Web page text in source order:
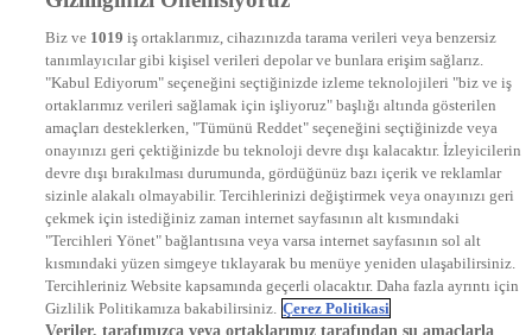
STAR
EURO STAR
KRAL POP TV
DYG Radyolar
NTV RADYO
KRAL FM
KRAL POP
EKSEN
VOYAGE
DYG Dijital
ntv.com.tr
ntvspor.net
secim.ntv.com.tr
startv.com.tr
Biz ve 1019 iş ortaklarımız, cihazınızda tarama verileri veya benzersiz
tanımlayıcılar gibi kişisel verileri depolar ve bunlara erişim sağlarız.
"Kabul Ediyorum" seçeneğini seçtiğinizde izleme teknolojileri "biz ve iş
ortaklarımız verileri sağlamak için işliyoruz" başlığı altında gösterilen
amaçları desteklerken, "Tümünü Reddet" seçeneğini seçtiğinizde veya
onayınızı geri çektiğinizde bu teknoloji devre dışı kalacaktır. İzleyicilerin
devre dışı bırakılması durumunda, gördüğünüz bazı içerik ve reklamlar
sizinle alakalı olmayabilir. Tercihlerinizi değiştirmek veya onayınızı geri
çekmek için istediğiniz zaman internet sayfasının alt kısmındaki
"Tercihleri Yönet" bağlantısına veya varsa internet sayfasının sol alt
kısmındaki yüzen simgeye tıklayarak bu menüye yeniden ulaşabilirsiniz.
Tercihleriniz Website kapsamında geçerli olacaktır. Daha fazla ayrıntı için
Gizlilik Politikamıza bakabilirsiniz. Çerez Politikasi
Veriler, tarafımızca veya ortaklarımız tarafından şu amaçlarla